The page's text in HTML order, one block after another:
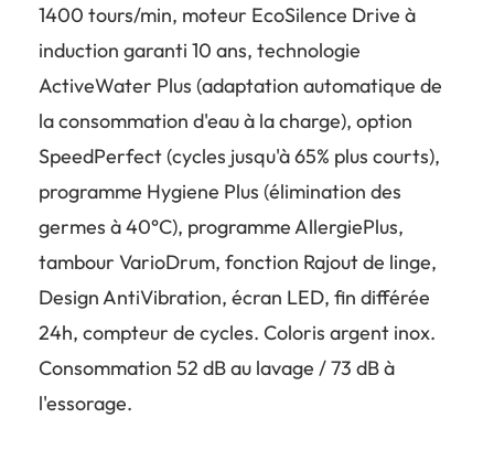
1400 tours/min, moteur EcoSilence Drive à
induction garanti 10 ans, technologie
ActiveWater Plus (adaptation automatique de
la consommation d'eau à la charge), option
SpeedPerfect (cycles jusqu'à 65% plus courts),
programme Hygiene Plus (élimination des
germes à 40°C), programme AllergiePlus,
tambour VarioDrum, fonction Rajout de linge,
Design AntiVibration, écran LED, fin différée
24h, compteur de cycles. Coloris argent inox.
Consommation 52 dB au lavage / 73 dB à
l'essorage.